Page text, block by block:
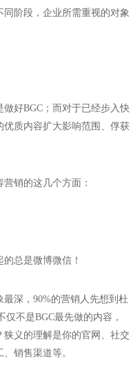
阶段，企业所需重视的对象
好BGC；而对于已经步入快
质内容扩大影响范围、俘获
销的这几个方面：
总是微博微信！
深，90%的营销人先想到杜
仅不是BGC最先做的内容，
义的理解是你的官网、社交
销售渠道等。